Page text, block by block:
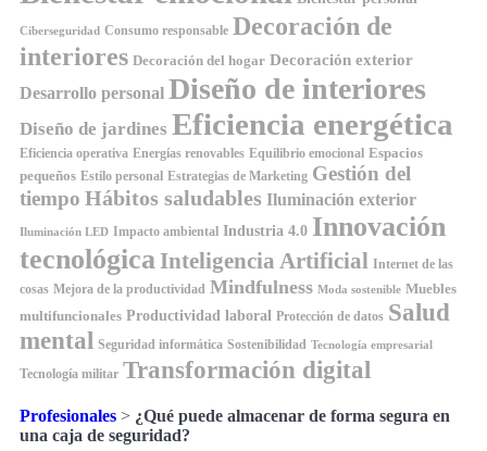
Ciberseguridad Consumo responsable Decoración de
interiores Decoración del hogar Decoración exterior
Desarrollo personal Diseño de interiores
Diseño de jardines Eficiencia energética
Eficiencia operativa Energías renovables Equilibrio emocional Espacios
pequeños Estilo personal Estrategias de Marketing Gestión del
tiempo Hábitos saludables Iluminación exterior
Iluminación LED Impacto ambiental Industria 4.0 Innovación
tecnológica Inteligencia Artificial Internet de las
cosas Mejora de la productividad Mindfulness Moda sostenible Muebles
multifuncionales Productividad laboral Protección de datos Salud
mental Seguridad informática Sostenibilidad Tecnología empresarial
Tecnología militar Transformación digital
Profesionales > ¿Qué puede almacenar de forma segura en
una caja de seguridad?